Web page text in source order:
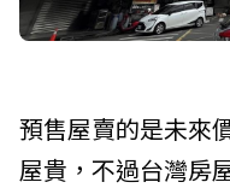
預售屋賣的是未來
屋貴，不過台灣房